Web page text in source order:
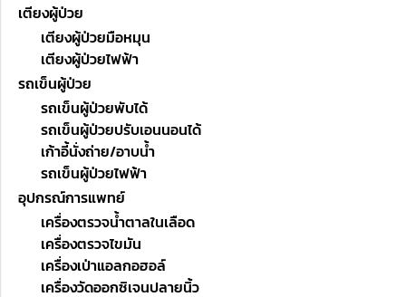
เตียงผู้ป่วย
เตียงผู้ป่วยมือหมุน
เตียงผู้ป่วยไฟฟ้า
รถเข็นผู้ป่วย
รถเข็นผู้ป่วยพับได้
รถเข็นผู้ป่วยปรับเอนนอนได้
เก้าอี้นั่งถ่าย/อาบน้ำ
รถเข็นผู้ป่วยไฟฟ้า
อุปกรณ์การแพทย์
เครื่องตรวจน้ำตาลในเลือด
เครื่องตรวจไขมัน
เครื่องเป่าแอลกอฮอล์
เครื่องวัดออกซิเจนปลายนิ้ว